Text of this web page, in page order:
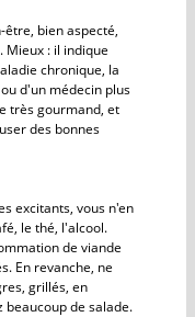
être, bien aspecté,
: il indique
chronique, la
d'un médecin plus
très gourmand, et
des bonnes
excitants, vous n'en
le thé, l'alcool.
de viande
En revanche, ne
grillés, en
beaucoup de salade.